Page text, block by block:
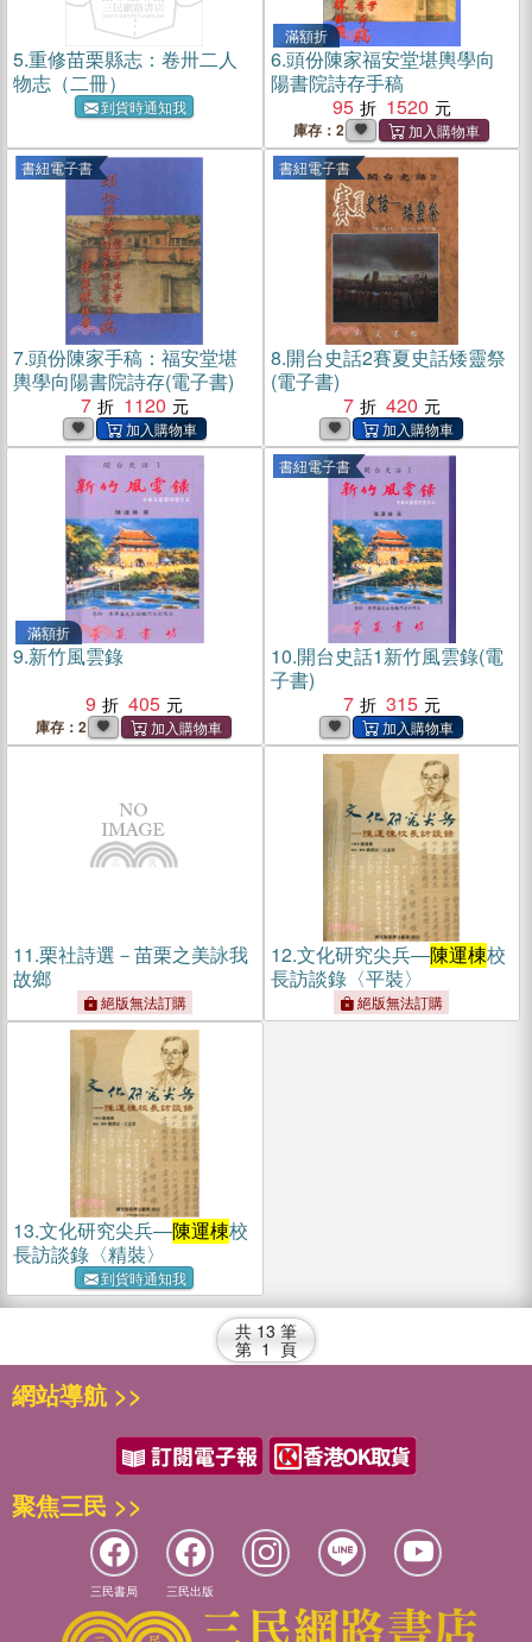
5.重修苗栗縣志：卷卅二人
物志（二冊）
到貨時通知我
滿額折
6.頭份陳家福安堂堪輿學向
陽書院詩存手稿
95
1520
庫存：2
書紐電子書
7.頭份陳家手稿：福安堂堪
輿學向陽書院詩存(電子書)
7
1120
書紐電子書
8.開台史話2賽夏史話矮靈祭
(電子書)
7
420
滿額折
9.新竹風雲錄
9
405
庫存：2
書紐電子書
10.開台史話1新竹風雲錄(電
子書)
7
315
11.栗社詩選－苗栗之美詠我
故鄉
絕版無法訂購
12.文化研究尖兵―陳運棟校
長訪談錄〈平裝〉
絕版無法訂購
13.文化研究尖兵―陳運棟校
長訪談錄〈精裝〉
到貨時通知我
共 13 筆
第 1 頁
網站導航 >>
聚焦三民 >>
三民書局 三民出版